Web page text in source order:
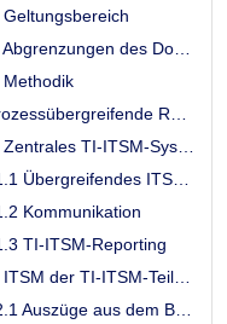
Methodik
Kommunikation
TI-ITSM-Reporting